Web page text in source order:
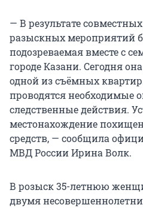
— В результате
разыскных мероприятий
подозреваемая вместе с
городе Казани. Сегодня
одной из съёмных
проводятся необходимые
следственные действия.
местонахождение
средств, — сообщила
МВД России Ирина Волк.
В розыск 35-летнюю
двумя